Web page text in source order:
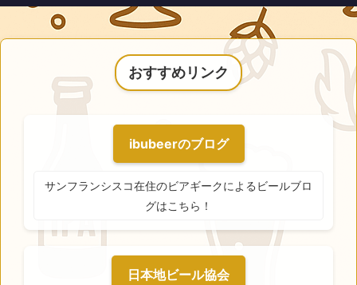
おすすめリンク
ibubeerのブログ
サンフランシスコ在住のビアギークによるビールブロ
グはこちら！
日本地ビール協会